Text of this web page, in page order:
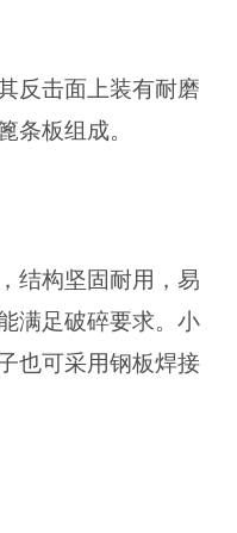
反击面上装有耐磨
条板组成。
结构坚固耐用，易
满足破碎要求。小
也可采用钢板焊接